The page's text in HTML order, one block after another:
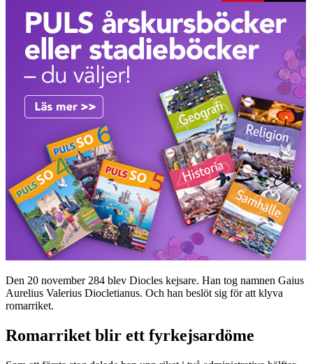
Den 20 november 284 blev Diocles kejsare. Han tog namnen Gaius
Aurelius Valerius Diocletianus. Och han beslöt sig för att klyva
romarriket.
Romarriket blir ett fyrkejsardöme